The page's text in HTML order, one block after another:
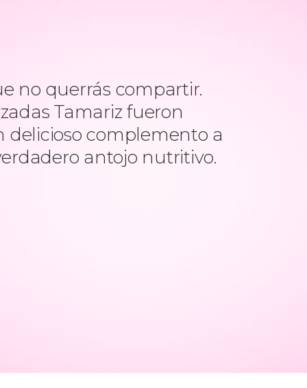
no querrás compartir.
Tamariz fueron
delicioso complemento a
antojo nutritivo.